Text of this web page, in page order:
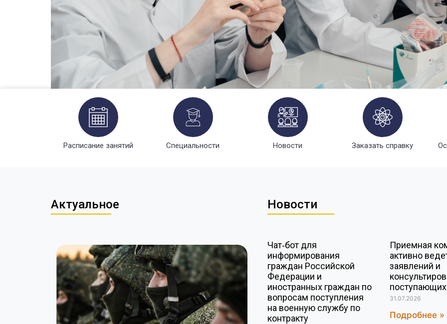
Расписание занятий Специальности Новости Заказать справку
Актуальное Новости
Чат‑бот для
информирования
граждан Российской
Федерации и
иностранных граждан по
вопросам поступления
на военную службу по
контракту
Приемная
активно
заявлений и
поступающих
31.07.2026
Подробнее »